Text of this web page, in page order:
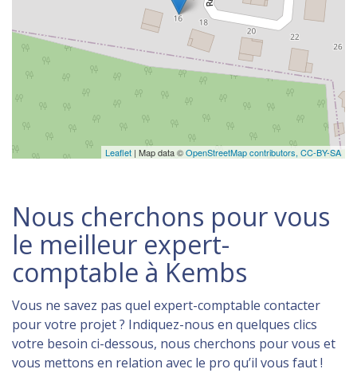
Leaflet | Map data ©OpenStreetMap contributors, CC-BY-SA
Nous cherchons pour vous
le meilleur expert-
comptable à Kembs
Vous ne savez pas quel expert-comptable contacter
pour votre projet ? Indiquez-nous en quelques clics
votre besoin ci-dessous, nous cherchons pour vous et
vous mettons en relation avec le pro qu’il vous faut !